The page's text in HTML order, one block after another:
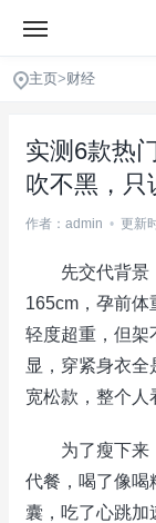
主页>财经
实测6款热
吹不黑，只
作者：admin • 更新
先交代背景：
165cm，孕前
轻度超重，但架
显，穿紧身衣
宽松款，整个人
为了瘦下来
代餐，喝了像喝
囊，吃了心跳加